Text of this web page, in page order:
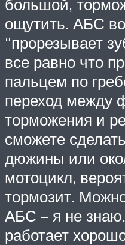
большой,
ощутить. АБС
“прорезывает
все равно что
пальцем по
переход между
торможения и
сможете
дюжины или
мотоцикл,
тормозит.
АБС – я не
работает